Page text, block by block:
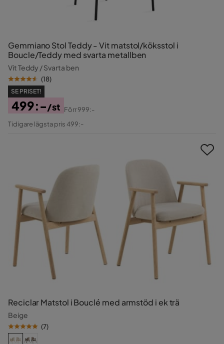
Gemmiano Stol Teddy - Vit matstol/köksstol i
Boucle/Teddy med svarta metallben
Vit Teddy / Svarta ben
(18)
SE PRISET!
Pris
499:-/st
Original
Förr999:-
Tidigare lägsta pris 499:-
Reciclar Matstol i Bouclé med armstöd i ek trä
Beige
(7)